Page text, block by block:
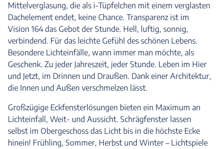
Mittelverglasung, die als i-Tüpfelchen mit einem verglasten
Dachelement endet, keine Chance. Transparenz ist im
Vision 164 das Gebot der Stunde. Hell, luftig, sonnig,
verbindend. Für das leichte Gefühl des schönen Lebens.
Besondere Lichteinfälle, wann immer man möchte, als
Geschenk. Zu jeder Jahreszeit, jeder Stunde. Leben im Hier
und Jetzt, im Drinnen und Draußen. Dank einer Architektur,
die Innen und Außen verschmelzen lässt.
Großzügige Eckfensterlösungen bieten ein Maximum an
Lichteinfall, Weit- und Aussicht. Schrägfenster lassen
selbst im Obergeschoss das Licht bis in die höchste Ecke
hinein! Frühling, Sommer, Herbst und Winter – Lichtspiele